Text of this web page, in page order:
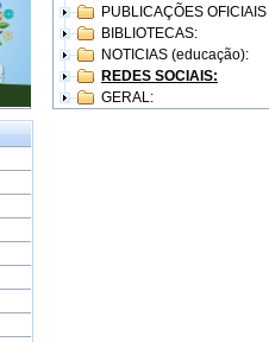
PUBLICAÇÕES
BIBLIOTECAS:
NOTICIAS (educação):
REDES SOCIAIS:
GERAL: